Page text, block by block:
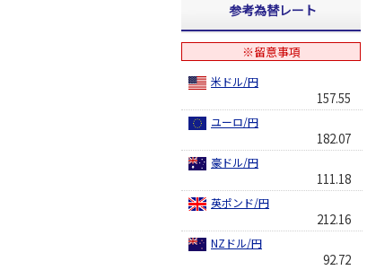
参考為替レート
※留意事項
米ドル/円
157.55
ユーロ/円
182.07
豪ドル/円
111.18
英ポンド/円
212.16
NZドル/円
92.72